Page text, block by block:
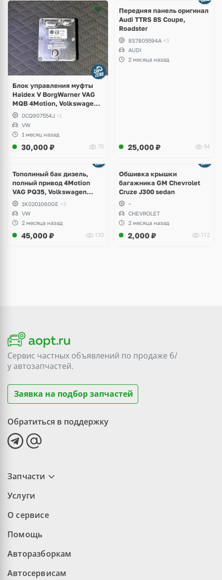
Блок управления муфты
Haldex V BorgWarner VAG
MQB 4Motion, Volkswagen
Tiguan
0CQ907554J +1
VW
1 месяц назад
30,000 ₽ 70
2 фото
Передняя панель оригинал
Audi TTRS 8S Coupe,
Roadster
8S7805594A +3
AUDI
2 месяца назад
25,000 ₽ 94
Тополиный бак дизель,
полный привод 4Motion
VAG PQ35, Volkswagen
Scirocco, Golf V, VI, Skoda
Yeti, Octavia A5, Superb,
Audi A3, Seat Altea
1K0201060GE +3
VW
2 месяца назад
45,000 ₽ 133
Обшивка крышки
багажника GM Chevrolet
Cruze J300 sedan
~
CHEVROLET
2 месяца назад
2,000 ₽ 112
Сервис частных объявлений по продаже б/
уавтозапчастей.
Заявка на подбор запчастей
Обратиться в поддержку
Запчасти
Услуги
О сервисе
Помощь
Авторазборкам
Автосервисам